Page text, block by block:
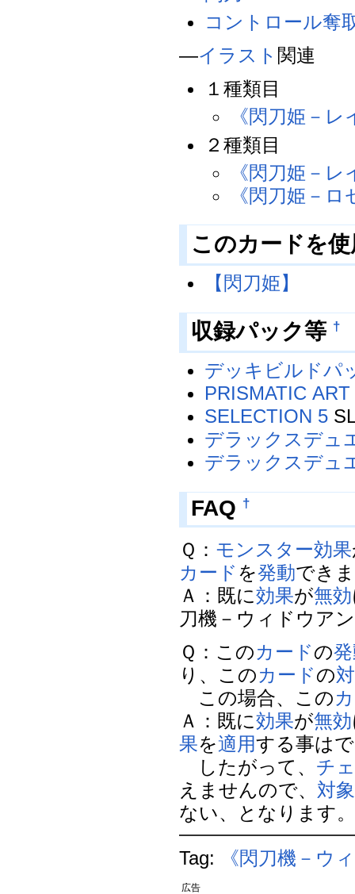
コントロール奪
―イラスト 関連
１種類目
《閃刀姫－レ
２種類目
《閃刀姫－レ
《閃刀姫－ロ
このカードを
【閃刀姫】
収録パック等 †
デッキビルドパ
PRISMATIC
SELECTION 5
デラックスデュ
デラックスデュ
FAQ †
Ｑ： モンスター効果
カード を発動でき
Ａ：既に効果が無効
刀機－ウィドウア
Ｑ：このカードの
り、このカードの
この場合、この
Ａ：既に効果が無効
果を適用する事は
したがって、 チ
えませんので、 対象
ない、となります
Tag: 《閃刀機－ウ
広告